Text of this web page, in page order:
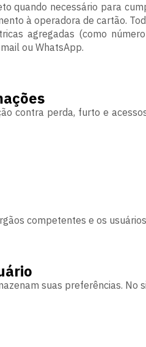
quando necessário para
à operadora de cartão.
agregadas (como
ou WhatsApp.
contra perda, furto e
competentes e os
suas preferências. No